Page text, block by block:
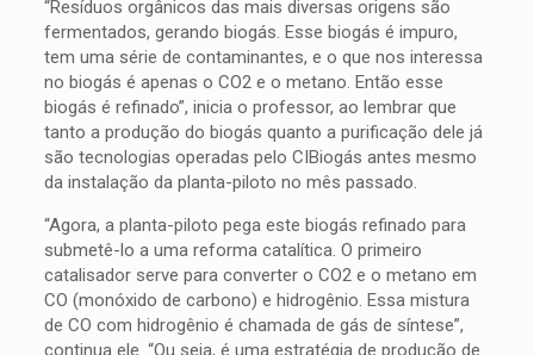
“Resíduos orgânicos das mais diversas origens são
fermentados, gerando biogás. Esse biogás é impuro,
tem uma série de contaminantes, e o que nos interessa
no biogás é apenas o CO2 e o metano. Então esse
biogás é refinado”, inicia o professor, ao lembrar que
tanto a produção do biogás quanto a purificação dele já
são tecnologias operadas pelo CIBiogás antes mesmo
da instalação da planta-piloto no mês passado.
“Agora, a planta-piloto pega este biogás refinado para
submetê-lo a uma reforma catalítica. O primeiro
catalisador serve para converter o CO2 e o metano em
CO (monóxido de carbono) e hidrogênio. Essa mistura
de CO com hidrogênio é chamada de gás de síntese”,
continua ele. “Ou seja, é uma estratégia de produção de